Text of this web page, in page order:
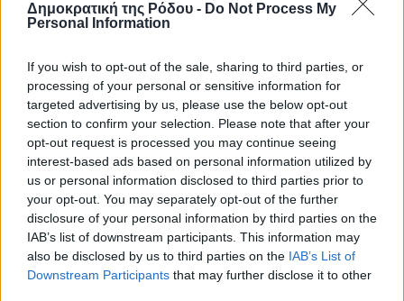
Δημοκρατική της Ρόδου - Do Not Process My
Personal Information
If you wish to opt-out of the sale, sharing to third parties, or
processing of your personal or sensitive information for
targeted advertising by us, please use the below opt-out
section to confirm your selection. Please note that after your
opt-out request is processed you may continue seeing
interest-based ads based on personal information utilized by
us or personal information disclosed to third parties prior to
your opt-out. You may separately opt-out of the further
disclosure of your personal information by third parties on the
IAB’s list of downstream participants. This information may
also be disclosed by us to third parties on the IAB’s List of
Downstream Participants that may further disclose it to other
παρεχόμενου συνδέσμου παραπομπής προς το άρθρο
της Δημοκρατικής.
o καιρός τώρα:
αίθριος καιρός
86%
6km/h
Δ-ΒΔ